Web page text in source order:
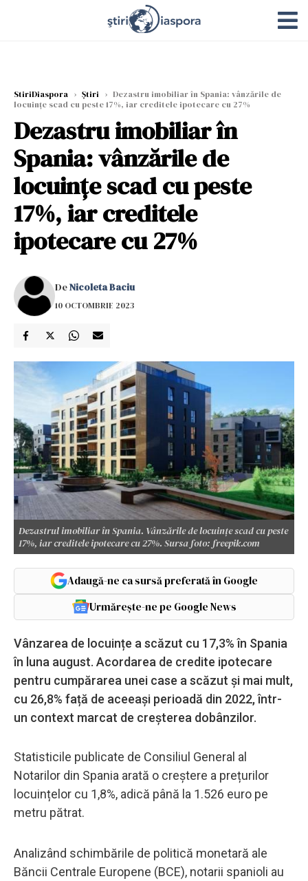
StiriDiaspora › Știri › Dezastru imobiliar în Spania: vânzările de
locuințe scad cu peste 17%, iar creditele ipotecare cu 27%
Dezastru imobiliar în
Spania: vânzările de
locuințe scad cu peste
17%, iar creditele
ipotecare cu 27%
DeNicoleta Baciu
10 OCTOMBRIE 2023
Dezastrul imobiliar în Spania. Vânzările de locuințe scad cu peste
17%, iar creditele ipotecare cu 27%. Sursa foto: freepik.com
Adaugă-ne ca sursă preferată în Google
Urmărește-ne pe Google News
Vânzarea de locuințe a scăzut cu 17,3% în Spania
în luna august. Acordarea de credite ipotecare
pentru cumpărarea unei case a scăzut și mai mult,
cu 26,8% față de aceeași perioadă din 2022, într-
un context marcat de creșterea dobânzilor.
Statisticile publicate de Consiliul General al
Notarilor din Spania arată o creștere a prețurilor
locuințelor cu 1,8%, adică până la 1.526 euro pe
metru pătrat.
Analizând schimbările de politică monetară ale
Băncii Centrale Europene (BCE), notarii spanioli au